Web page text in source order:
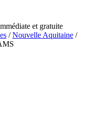
et gratuite
/Nouvelle Aquitaine /